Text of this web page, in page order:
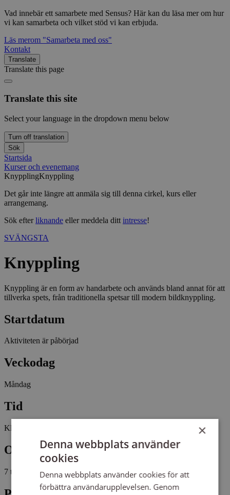
Vad innebär ett samarbete med Sensus? Här kan du läsa mer om hur
vi kan samarbeta och vilket stöd vi kan erbjuda.
Läs merom "Samarbeta med oss"
Kontakt
Translate
Translate this page
Translate this site
Select your language in the dropdown menu below
Turn off translation
Sök
Startsida
Kurser och evenemang
KnypplingKnyppling
Det går inte längre att anmäla sig till denna cirkel, kurs eller
arrangemang.
Sök efterliknande eller meddela ditt intresse!
SVÄNGSTA
Knyppling
Knyppling är en form av handarbete och används bland annat för att
tillverka spets, från traditionella spetsar till modern bildknyppling.
Startdatum
Aktiviteten är påbörjad
Veckodag
Måndag
Tid
Kl 18:30 - 20:45
Omfattning
7 tillfällen, 21 studietimmar
×
Denna webbplats använder
cookies
Denna webbplats använder cookies för att
förbättra användarupplevelsen. Genom